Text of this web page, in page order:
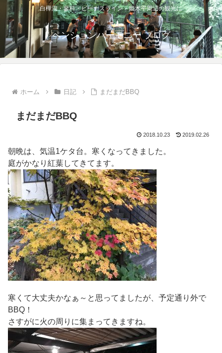
白樺湖・蓼科・ビーナスライン・姫木平周辺の観光に
ペンションハーモニー ブログ
ホーム 日記 まだまだBBQ
まだまだBBQ
2018.10.23 2019.02.26
朝晩は、気温1ケタ台。寒くなってきました。
庭がかなり紅葉してきてます。
寒くて大丈夫かなぁ～と思ってましたが、予定通り外で
BBQ！
さすがに火の周りに集まってきますね。